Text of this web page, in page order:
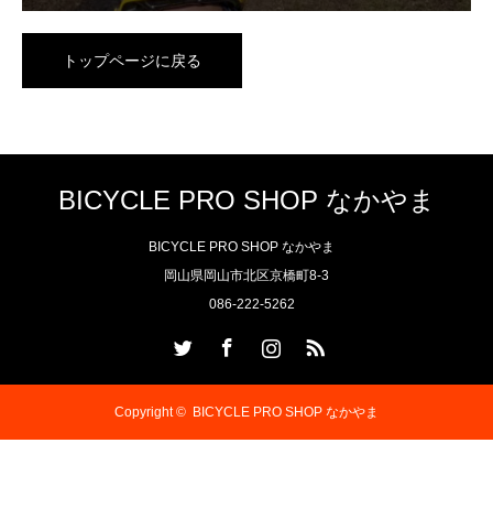
トップページに戻る
BICYCLE PRO SHOP なかやま
BICYCLE PRO SHOP なかやま
岡山県岡山市北区京橋町8-3
086-222-5262
Copyright © BICYCLE PRO SHOP なかやま